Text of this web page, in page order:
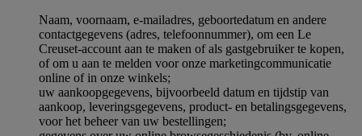
Naam, voornaam, e-mailadres, geboortedatum en andere
contactgegevens (adres, telefoonnummer), om een Le
Creuset-account aan te maken of als gastgebruiker te kopen,
of om u aan te melden voor onze marketingcommunicatie
online of in onze winkels;
uw aankoopgegevens, bijvoorbeeld datum en tijdstip van
aankoop, leveringsgegevens, product- en betalingsgegevens,
voor het beheer van uw bestellingen;